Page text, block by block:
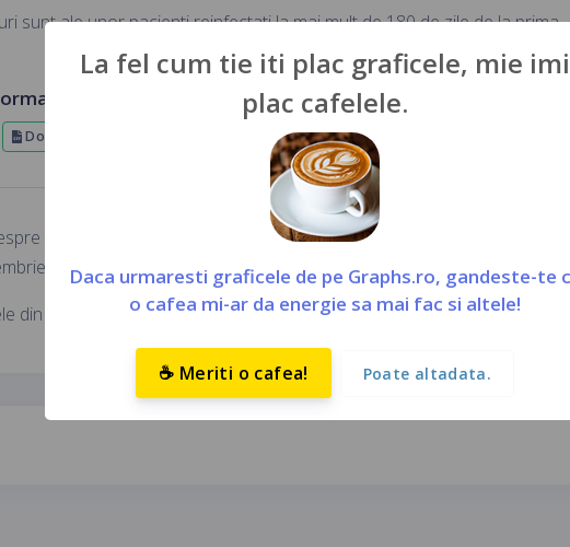
sunt ale unor pacienti reinfectati la mai mult de 180 de zile de la prima
electronic
Download .csv
Covid-19 au fost preluate din surse oficiale si anume Buletinul de
2022, ora 13.
din paranteze sunt relative la datele din ziua precedenta.
La fel cum tie iti plac graficele, mie imi
plac cafelele.
Daca urmaresti graficele de pe Graphs.ro, gandeste-te
o cafea mi-ar da energie sa mai fac si altele!
☕ Meriti o cafea! Poate altadata.